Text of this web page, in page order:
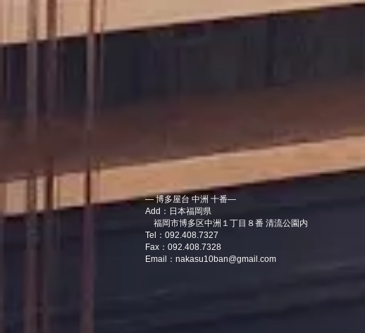
― 博多屋台 中洲 十番―
Add：日本福岡県
福岡市博多区中洲１丁目８番 清流公園内
Tel：092.408.7327
Fax：092.408.7328
Email： nakasu10ban@gmail.com